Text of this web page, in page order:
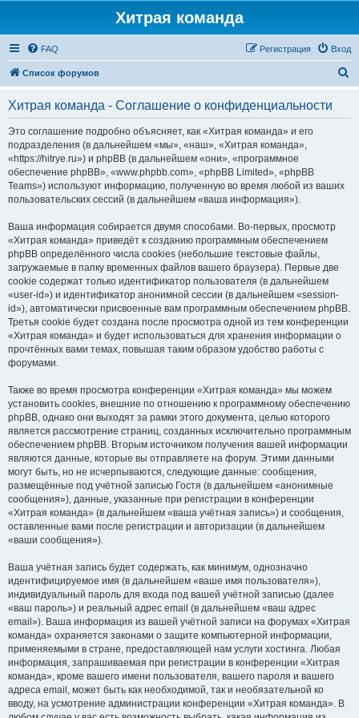
Хитрая команда
FAQ Вход
Регистрация
Список форумов
Хитрая команда - Соглашение о конфиденциальности
Это соглашение подробно объясняет, как «Хитрая команда» и его
подразделения (в дальнейшем «мы», «наш», «Хитрая команда»,
«https://hitrye.ru») и phpBB (в дальнейшем «они», «программное
обеспечение phpBB», «www.phpbb.com», «phpBB Limited», «phpBB
Teams») используют информацию, полученную во время любой из ваших
пользовательских сессий (в дальнейшем «ваша информация»).
Ваша информация собирается двумя способами. Во-первых, просмотр
«Хитрая команда» приведёт к созданию программным обеспечением
phpBB определённого числа cookies (небольшие текстовые файлы,
загружаемые в папку временных файлов вашего браузера). Первые две
cookie содержат только идентификатор пользователя (в дальнейшем
«user-id») и идентификатор анонимной сессии (в дальнейшем «session-
id»), автоматически присвоенные вам программным обеспечением phpBB.
Третья cookie будет создана после просмотра одной из тем конференции
«Хитрая команда» и будет использоваться для хранения информации о
прочтённых вами темах, повышая таким образом удобство работы с
форумами.
Также во время просмотра конференции «Хитрая команда» мы можем
установить cookies, внешние по отношению к программному обеспечению
phpBB, однако они выходят за рамки этого документа, целью которого
является рассмотрение страниц, созданных исключительно программным
обеспечением phpBB. Вторым источником получения вашей информации
являются данные, которые вы отправляете на форум. Этими данными
могут быть, но не исчерпываются, следующие данные: сообщения,
размещённые под учётной записью Гостя (в дальнейшем «анонимные
сообщения»), данные, указанные при регистрации в конференции
«Хитрая команда» (в дальнейшем «ваша учётная запись») и сообщения,
оставленные вами после регистрации и авторизации (в дальнейшем
«ваши сообщения»).
Ваша учётная запись будет содержать, как минимум, однозначно
идентифицируемое имя (в дальнейшем «ваше имя пользователя»),
индивидуальный пароль для входа под вашей учётной записью (далее
«ваш пароль») и реальный адрес email (в дальнейшем «ваш адрес
email»). Ваша информация из вашей учётной записи на форумах «Хитрая
команда» охраняется законами о защите компьютерной информации,
применяемыми в стране, предоставляющей нам услуги хостинга. Любая
информация, запрашиваемая при регистрации в конференции «Хитрая
команда», кроме вашего имени пользователя, вашего пароля и вашего
адреса email, может быть как необходимой, так и необязательной ко
вводу, на усмотрение администрации конференции «Хитрая команда». В